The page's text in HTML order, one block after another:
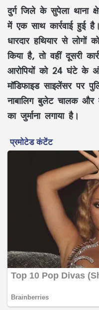
दुर्ग जिले के सुपेला थाना
में एक साथ कार्रवाई हुई
धारदार हथियार से लोगों
किया है, तो वहीं दूसरी
आरोपियों को 24 घंटे के
मॉडिफाइड साइलेंसर पर
नाबालिग बुलेट चालक
का जुर्माना लगाया है।